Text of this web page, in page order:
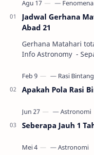
Jadwal Gerhana
Abad 21
Gerhana Matahari
Info Astronomy -
Apakah Pola Rasi
Seberapa Jauh 1